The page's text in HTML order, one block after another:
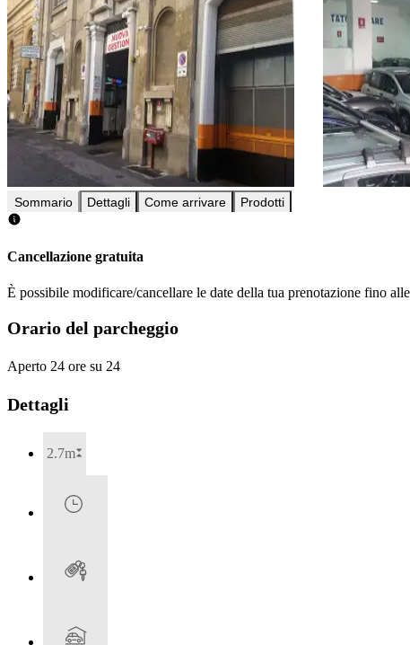
Sommario Dettagli Come arrivare Prodotti
Cancellazione gratuita
È possibile modificare/cancellare le date della tua prenotazione fino
Orario del parcheggio
Aperto 24 ore su 24
Dettagli
2.7m